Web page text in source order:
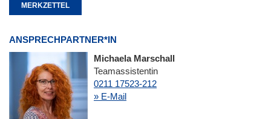
MERKZETTEL
ANSPRECHPARTNER*IN
Michaela Marschall
Teamassistentin
0211 17523-212
» E-Mail